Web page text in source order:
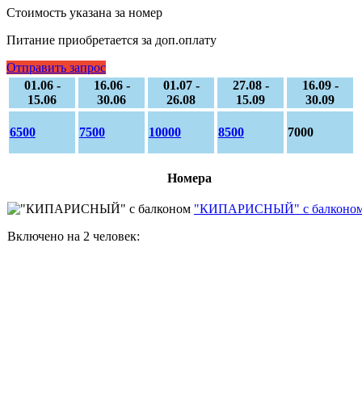
Стоимость указана за номер
Питание приобретается за доп.оплату
Отправить запрос
01.06 -
15.06
16.06 -
30.06
01.07 -
26.08
27.08 -
15.09
16.09 -
30.09
6500 7500 10000 8500 7000
Номера
"КИПАРИСНЫЙ" с
Включено на 2 человек: